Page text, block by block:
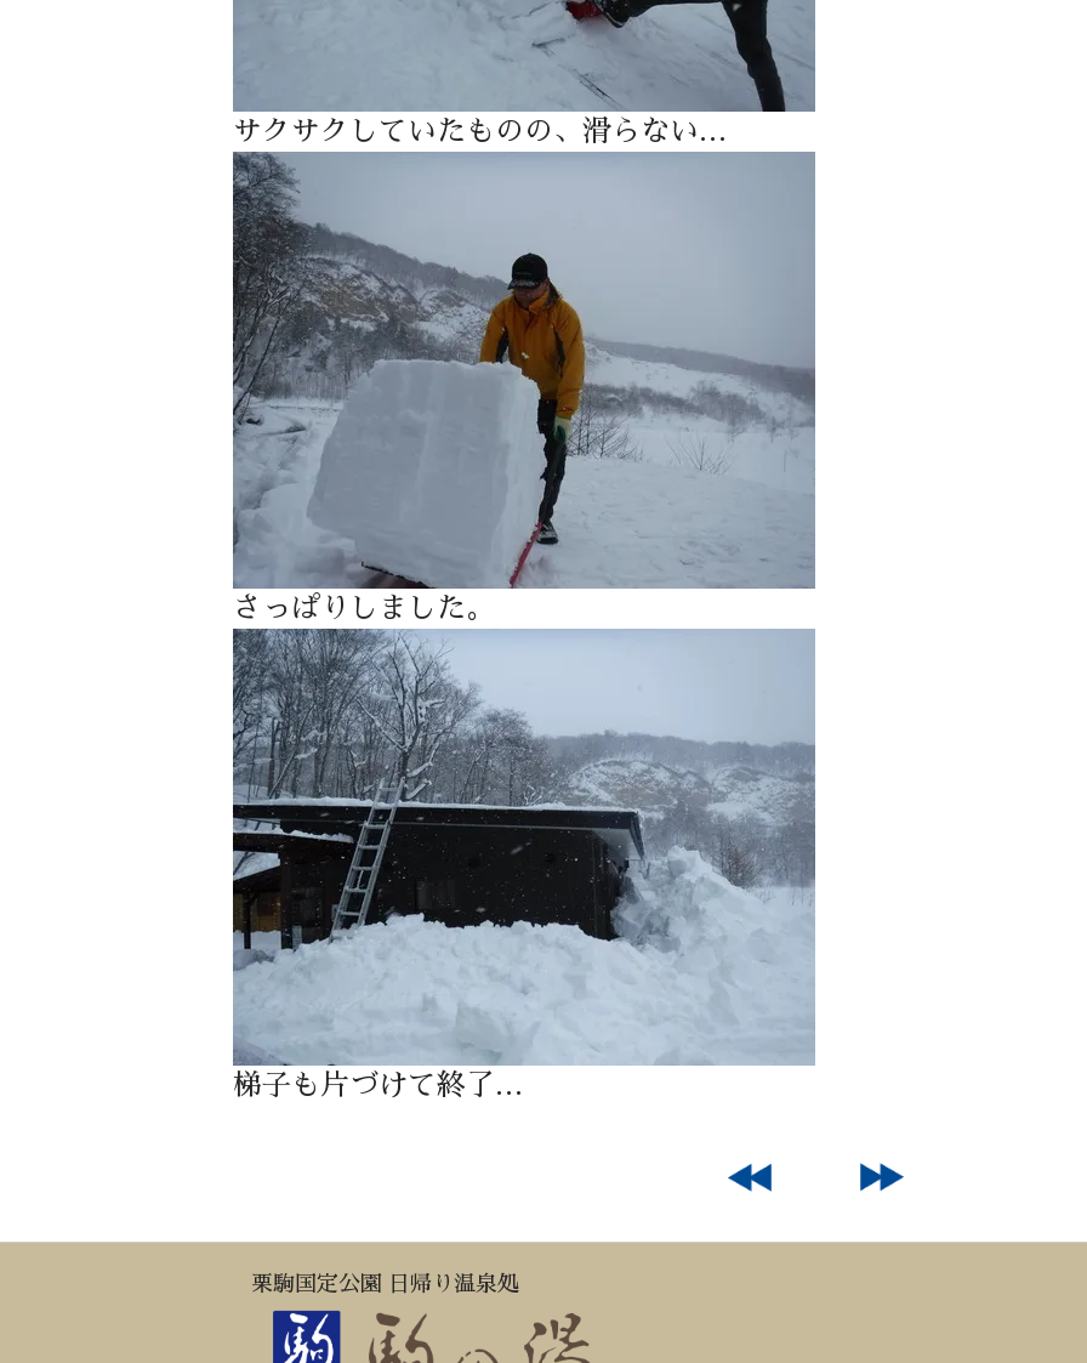
サクサクしていたものの、滑らない…
さっぱりしました。
梯子も片づけて終了…
栗駒国定公園 日帰り温泉処